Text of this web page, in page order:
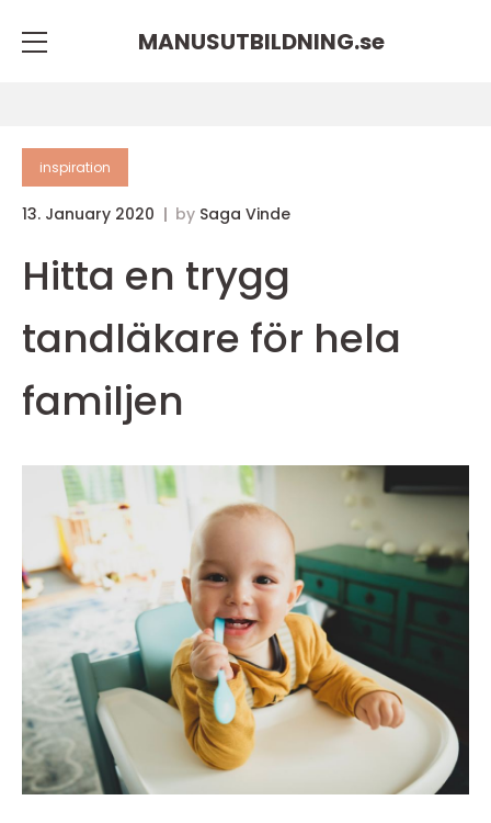
MANUSUTBILDNING.se
inspiration
13. January 2020 by Saga Vinde
Hitta en trygg
tandläkare för hela
familjen